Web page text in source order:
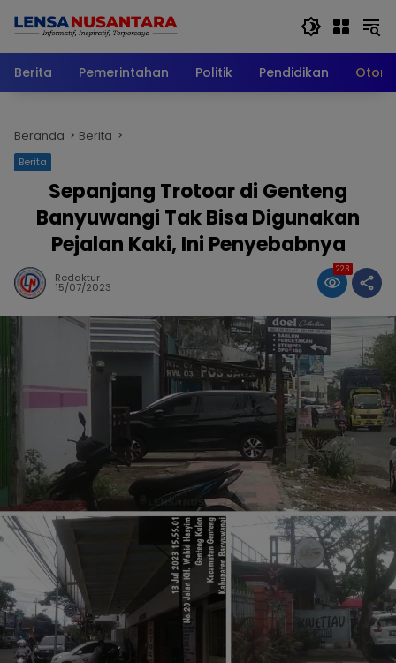
Berita
Pemerintahan Politik Pendidikan
Beranda Berita
Berita
Sepanjang Trotoar di Genteng
Banyuwangi Tak Bisa Digunakan
Pejalan Kaki, Ini Penyebabnya
Redaktur
15/07/2023
223